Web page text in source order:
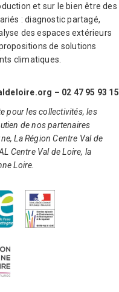
et sur le bien être des
: diagnostic partagé,
des espaces extérieurs
de solutions
climatiques.
– 02 47 95 93 15
pour les collectivités, les
de nos partenaires
La Région Centre Val de
Centre Val de Loire, la
Loire.